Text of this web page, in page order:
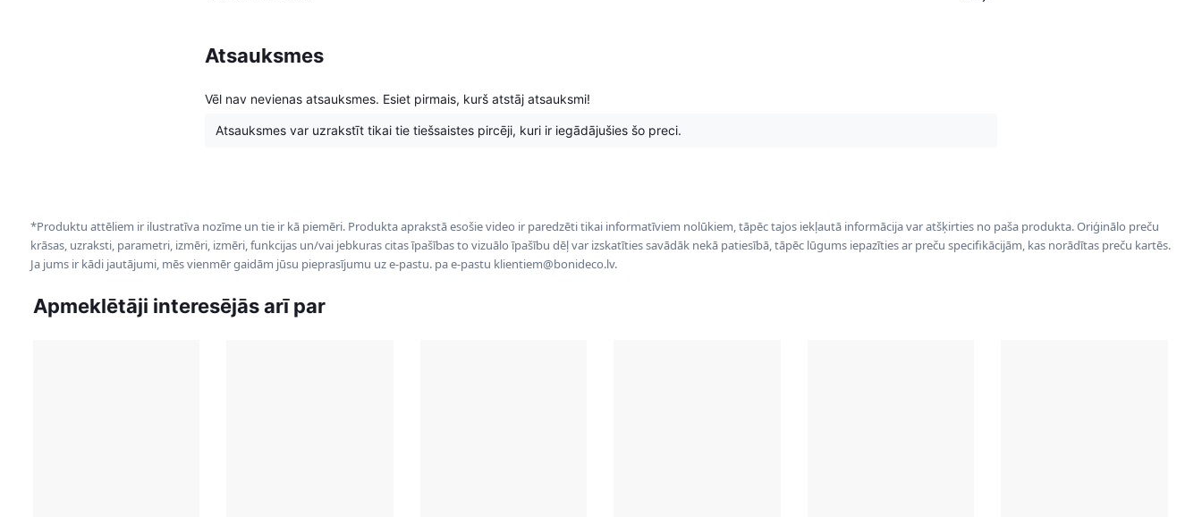
Atsauksmes
Vēl nav nevienas atsauksmes. Esiet pirmais, kurš atstāj atsauksmi!
Atsauksmes var uzrakstīt tikai tie tiešsaistes pircēji, kuri ir iegādājušies šo preci.
*Produktu attēliem ir ilustratīva nozīme un tie ir kā piemēri. Produkta aprakstā esošie video ir paredzēti tikai informatīviem nolūkiem, tāpēc tajos iekļautā informācija var atšķirties no paša produkta. Oriģinālo preču
krāsas, uzraksti, parametri, izmēri, izmēri, funkcijas un/vai jebkuras citas īpašības to vizuālo īpašību dēļ var izskatīties savādāk nekā patiesībā, tāpēc lūgums iepazīties ar preču specifikācijām, kas norādītas preču kartēs.
Ja jums ir kādi jautājumi, mēs vienmēr gaidām jūsu pieprasījumu uz e-pastu. pa e-pastu klientiem@bonideco.lv.
Apmeklētāji interesējās arī par